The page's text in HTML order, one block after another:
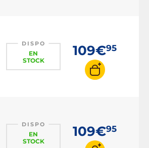
DISPO
EN
STOCK
109€95
DISPO
EN
STOCK
109€95